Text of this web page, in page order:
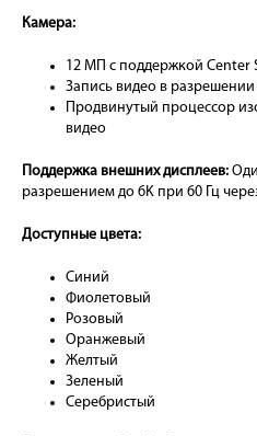
Камера:
12 МП с поддержкой Center
Запись видео в разрешении
Продвинутый процессор
видео
Поддержка внешних дисплеев:
разрешением до 6K при 60 Гц
Доступные цвета:
Синий
Фиолетовый
Розовый
Оранжевый
Желтый
Зеленый
Серебристый